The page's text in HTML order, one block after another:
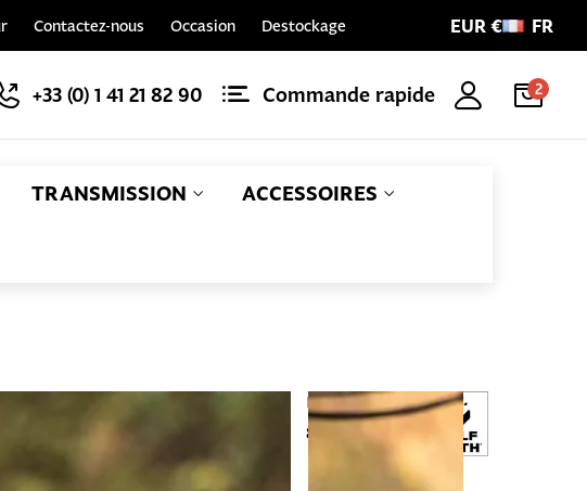
Contactez-nous Occasion Destockage EUR € FR
+33 (0) 1 41 21 82 90 Commande rapide 2
TRANSMISSION ACCESSOIRES
W_ENCASE-
barkitone
EAN
810006801811